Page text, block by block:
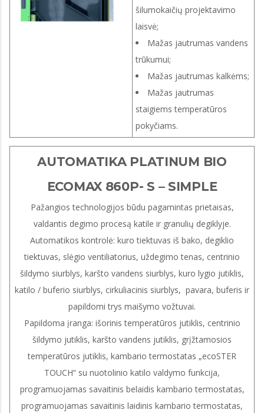
šilumokaičių projektavimo
laisvė;
Mažas jautrumas vandens
trūkumui;
Mažas jautrumas kalkėms;
Mažas jautrumas
staigiems temperatūros
pokyčiams.
AUTOMATIKA PLATINUM BIO
ECOMAX 860P- S – SIMPLE
Pažangios technologijos būdu pagamintas prietaisas,
valdantis degimo procesą katile ir granulių degiklyje.
Automatikos kontrolė: kuro tiektuvas iš bako, degiklio
tiektuvas, slėgio ventiliatorius, uždegimo tenas, centrinio
šildymo siurblys, karšto vandens siurblys, kuro lygio jutiklis,
katilo / buferio siurblys, cirkuliacinis siurblys, pavara, buferis ir
papildomi trys maišymo vožtuvai.
Papildoma įranga: išorinis temperatūros jutiklis, centrinio
šildymo jutiklis, karšto vandens jutiklis, grįžtamosios
temperatūros jutiklis, kambario termostatas „ecoSTER
TOUCH“ su nuotolinio katilo valdymo funkcija,
programuojamas savaitinis belaidis kambario termostatas,
programuojamas savaitinis laidinis kambario termostatas,